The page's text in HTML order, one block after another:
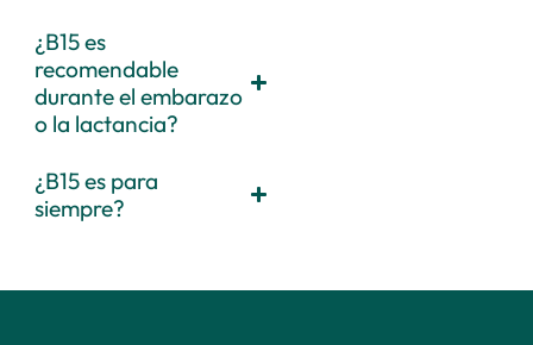
¿B15 es
recomendable
durante el embarazo
o la lactancia?
¿B15 es para
siempre?